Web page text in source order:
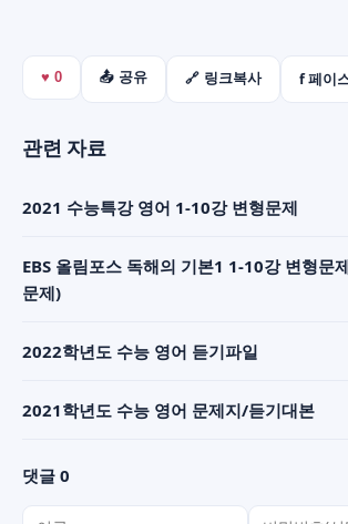
♥ 0 📤 공유 🔗 링크복사 f 페이
관련 자료
2021 수능특강 영어 1-10강 변형문제
EBS 올림포스 독해의 기본1 1-10강 변형문
문제)
2022학년도 수능 영어 듣기파일
2021학년도 수능 영어 문제지/듣기대본
댓글 0
이름
비밀번호(선택)
댓글 내용